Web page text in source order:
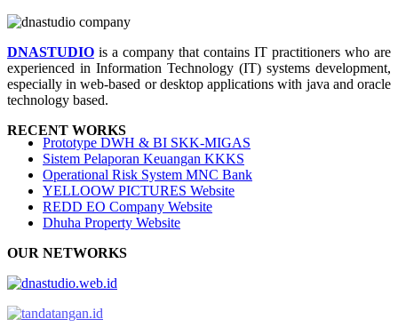
DNASTUDIO is a company that contains IT practitioners who are
experienced in Information Technology (IT) systems development,
especially in web-based or desktop applications with java and oracle
technology based.
RECENT WORKS
Prototype DWH & BI SKK-MIGAS
Sistem Pelaporan Keuangan KKKS
Operational Risk System MNC Bank
YELLOOW PICTURES Website
REDD EO Company Website
Dhuha Property Website
OUR NETWORKS